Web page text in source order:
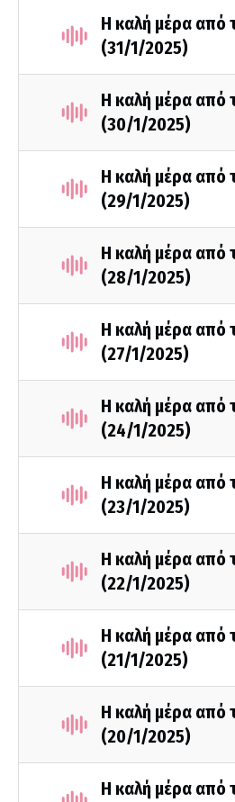
Η καλή μέρα από
(31/1/2025)
Η καλή μέρα από
(30/1/2025)
Η καλή μέρα από
(29/1/2025)
Η καλή μέρα από
(28/1/2025)
Η καλή μέρα από
(27/1/2025)
Η καλή μέρα από
(24/1/2025)
Η καλή μέρα από
(23/1/2025)
Η καλή μέρα από
(22/1/2025)
Η καλή μέρα από
(21/1/2025)
Η καλή μέρα από
(20/1/2025)
Η καλή μέρα από